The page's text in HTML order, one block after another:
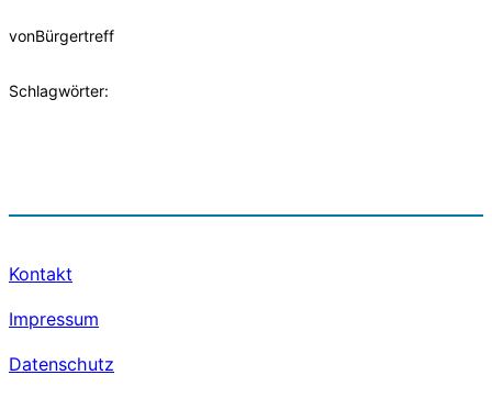
vonBürgertreff
Schlagwörter:
Kontakt
Impressum
Datenschutz